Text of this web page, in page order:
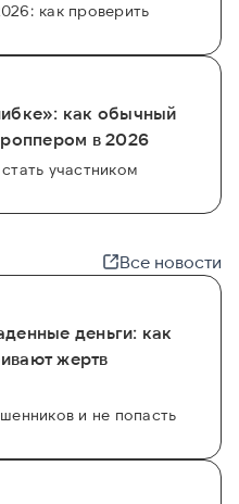
как проверить
как обычный
в 2026
участником
Все новости
деньги: как
жертв
и не попасть